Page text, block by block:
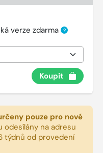
verze zdarma ?
Koupit
pouze pro nové
odesílány na adresu
týdnů od provedení